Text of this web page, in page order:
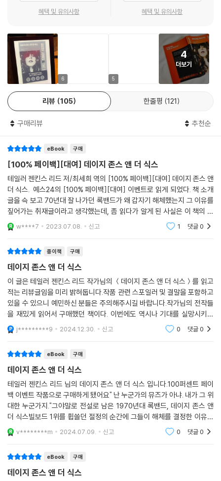
테면 밀당을 한 거예요.
캐런: 남자들이 지배하는 세상이니까. 온 세상이 남자들 세상이지만 음반
업계는…… 유독 여자에게 험해요. 손 하나 까딱하는 것도 남자들 허락을
받아야 했으니까. 여자가 버티려면 두 가지 길만 있는 것 같았어요. 하나는
남자처럼 행동하는 것, 내가 발견한 길이죠. 다른 하나는 철부지 소녀가 되
어 꼬리 치고 속눈썹을 바르르 떠는 거였죠. 남자들 좋아죽으라고. 하지만
데이지는 처음부터 그 두 길 모두 거부했어요. 그 친구의 길은 ‘날 받아들
여, 아님 날 건드리지 마’였어요.
데이지: 내가 유명하건 말건 신경 안 썼어요. 다른 사람 앨범의 노래를 하건
어내는 거였어요.
--- p.149
빌리: 그때 난, 깨끗한 몸에 완전히 말짱한 정신으로 관객 앞에 선 채로 그
들의 열기를 느끼면서 「허니콤」이 10위권을 향해 가고 있음을 떠올렸어요.
그들 모두 내 손안에 있다는 것을 알 수 있었어요. 그들 모두 기꺼이 우리의
없었어요. 무대에 서서…… 우리가 이미 그들을 사로잡았음을 알았어요. 관
객들이 소리 지르고 발을 굴러대는 통에 내 마이크까지 진동하는 게 느껴
졌어요. 그 순간 생각했죠. 미치겠다, 우리 록스타네?!
--- p.166
데이지: 빌리가 완고할 정도로 재차 나를 밀어내는 이유를 알 수 없었어요.
빌리: 누군가 함께 있는 것만으로도 내게 에너지를 줄 때, 누군가 함께 있는
구로도 사랑으로도 미움으로도 바꿀 수 있어요. 난 데이지를 미워할 때 제
일 마음이 편했어요. 미워하는 것만이 내가 택할 수 있는 감정이었어요.
--- p.204
데이지: 당시 나는 자부심이 하늘을 찌를 기세였지만 자존감은 바닥을 쳤
어요. 내가 얼마나 매력적인지, 내 목소리가 얼마나 좋은지, 내가 어느 잡지
표지에 나왔는지, 그런 건 중요하지 않았어요. 이렇게 말해보죠. 1970년대
을 예리하게 의식하고 있었죠. 하지만 사람들이 내가 모든 걸 가졌다고 생
보이지 않는 것 중에 내가 가진 건 하나도 없었는데.
“난 누군가의 뮤즈가 아냐. 내가 그 위대한 누군가지.” _데이지 존스
돈, 외모, 재능, 모든 것을 손에 쥐고 태어난 데이지 존스. 어릴 적부터 클럽
을 드나들다 로큰롤과 사랑에 빠져 싱어송라이터에 도전하지만 사람들은
데이지의 아름다운 외모를 앞세워 이용하려는 생각뿐, 그녀의 음악에는 무
관심하다. 자신의 음악을 아무도 알아주지 않는다는 좌절감에 데이지는 마
시작해 점차 활동 범위를 넓혀가며 한 단계씩 성장하고 있던 밴드 ‘더 식
스’는 전미 대륙에 이름을 알릴 앨범 발매를 앞두고 그룹의 색을 확고히 해
줄 새로운 보컬 영입에 집중한다. 더 식스의 리드 보컬 빌리 던과 데이지 존
그룹 ‘데이지 존스 앤 더 식스’로 함께하게 된 이 둘은 사사건건 충돌한다.
제하지 못하는 데 불만을 품고, 데이지 역시 자신을 못마땅해하는 빌리를
틈만 나면 쏘아붙인다. 그러나 두 사람이 함께 만든 앨범은 엄청난 성공을
거둔다. 그럼에도 둘의 관계는 악화 일로를 달리고, 매체를 통해 대대적으
면서도 거부할 수 없는 끌림과 음악적 교감에 혼란을 느낀다. 가족에게 인
없는 데이지 존스, 어긋나야만 하는 관계 속에서 비집고 나오는 둘 사이의
감정이 아슬아슬하게 이어진다.
1970년대 미국에서 활동했다는 록밴드를 소재로 한 이 소설은, 누군가의
뮤즈가 되길 거절하고 자신이 직접 위대한 뮤지션이 되기로 한 데이지 존
스가 빌리 던을 만나 서사시적인 성공, 애끓는 갈등, 비통한 몰락을 겪는 이
야기이다. 쉽게 사그라들지 않는 두 사람의 감정적 혼란과 함께 음악과 사
들의 긴장감이 이 책 전반을 장악한다. 특히 그동안 록 뮤지션의 일대기를
온 것과 달리, 이 책은 그 지점을 전복하며 모든 차별과 편견을 재능으로 돌
파하는 여성 뮤지션의 서사를 내세운다. 당시 로큰롤 문화와 분위기뿐만
아니라, 독보적인 음악 세계를 구축한 여성 뮤지션의 활약까지 느낄 수 있
다는 점에서 큰 가치가 있는 작품이다.
리즈 위더스푼 제작 드라마 시리즈 출시!
테일러 젠킨스 리드는 『데이지 존스 앤 더 식스』가 영국 밴드 ‘플리트우드
혜택 및 유의사항 혜택 및 유의사항
6 5
4
더보기
리뷰 105 한줄평 121
구매리뷰 추천순
eBook 구매
[100% 페이백][대여] 데이지 존스 앤 더 식스
테일러 젠킨스 리드 저/최세희 역의 [100% 페이백][대여] 데이지 존스 앤
더 식스. 예스24의 [100% 페이백][대여] 이벤트로 읽게 되었다. 책 소개
글을 슥 보고 70년대 잘 나가던 록밴드가 왜 갑자기 해체했는지 그 이유를
짚어가는 취재글이라고 생각했는데, 좀 읽다가 알게 된 사실은 이 책의 모
든 내용, 밴드의 존재부터 등장인물까지가 다 작가의 창조라고. ㅎㅎㅎㅎ
1970년대 누
w****7 2023.07.08. 신고 1 댓글0
종이책 구매
데이지 존스 앤 더 식스
이 글은 테일러 젠킨스 리드 작가님의 ＜데이지 존스 앤 더 식스＞를 읽고
적는 리뷰글임을 미리 밝혀둡니다.작품 관련 스포일러 및 결말을 포함하고
있을 수 있으니 예민하신 분들은 주의해주시길 바랍니다.작가님의 전작들
을 재밌게 읽어서 구매했던 책이다. 이번에도 역시나 기대를 실망시키지
않았다.j*********9 2024.12.30. 신고 0 댓글0
eBook 구매
데이지 존스 앤 더 식스
테일러 젠킨스 리드 님의 데이지 존스 앤 더 식스 입니다.100퍼센트 페이
백 이벤트 작품으로 구매하게 됐어요" 난 누군가의 뮤즈가 아냐. 내가 그 위
대한 누군가지."그야말로 전설로 남은 1970년대 록밴드, 데이지 존스 앤
더 식스빌보드 1위를 휩쓸던 절정의 순간에 그들이 해체를 결정한 이유는
그 누구도, 아무도 알지 못하는데요그녀는 전설의 조건을 두루 갖추고 있
었는데, 먼저 LA
v********m 2024.07.09. 신고 0 댓글0
eBook 구매
데이지 존스 앤 더 식스